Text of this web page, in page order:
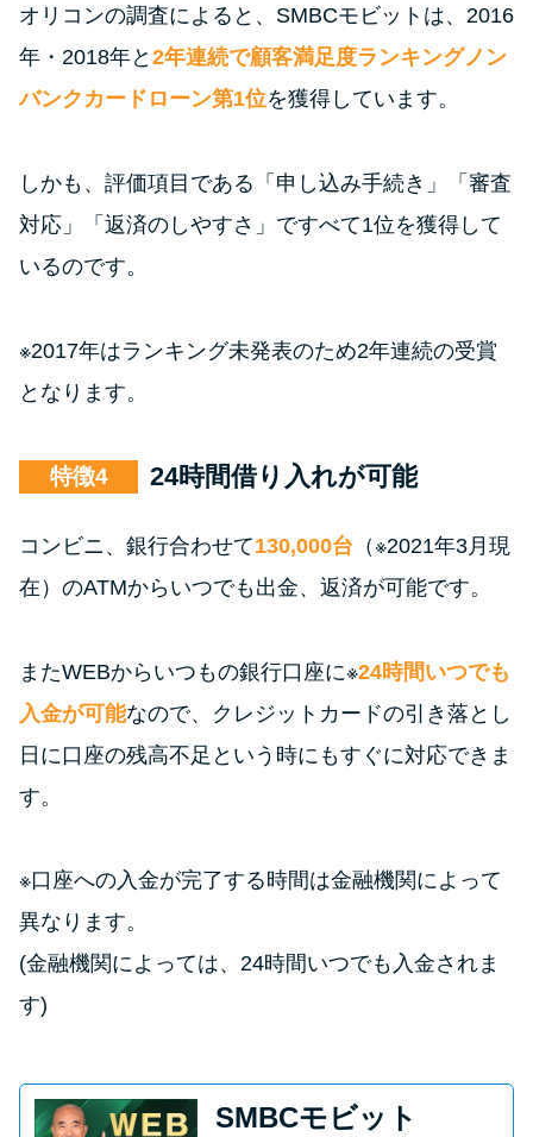
オリコンの調査によると、SMBCモビットは、2016
年・2018年と 2年連続で顧客満足度ランキングノン
バンクカードローン第1位を獲得しています。
しかも、評価項目である「申し込み手続き」「審査
対応」「返済のしやすさ」ですべて1位を獲得して
いるのです。
※2017年はランキング未発表のため2年連続の受賞
となります。
特徴 24時間借り入れが可能
コンビニ、銀行合わせて130,000台 （※2021年3月現
在）のATMからいつでも出金、返済が可能です。
またWEBからいつもの銀行口座に※24時間いつでも
入金が可能なので、クレジットカードの引き落とし
日に口座の残高不足という時にもすぐに対応できま
す。
※口座への入金が完了する時間は金融機関によって
異なります。
(金融機関によっては、24時間いつでも入金されま
す)
SMBCモビット